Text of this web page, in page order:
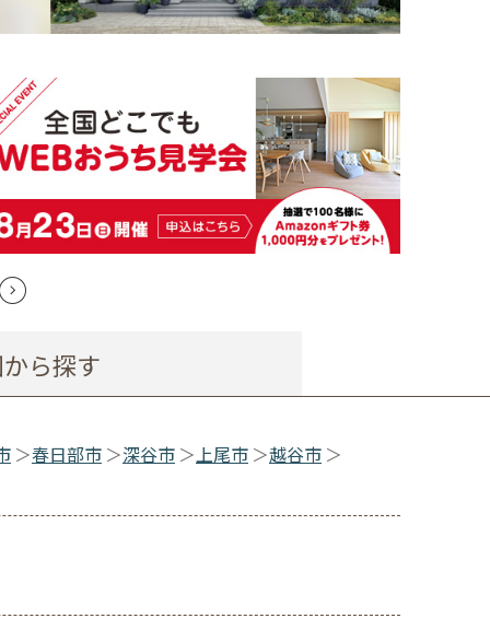
ら探す
春日部市 深谷市 上尾市 越谷市